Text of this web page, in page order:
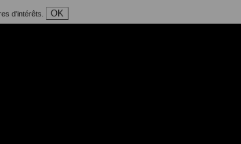
d'intérêts. OK